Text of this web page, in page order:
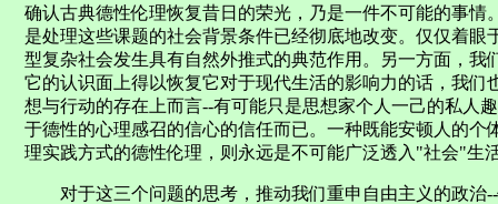
确认古典德性伦理恢复昔日的荣光，乃是一件不可能的事
是处理这些课题的社会背景条件已经彻底地改变。仅仅着
型复杂社会发生具有自然外推式的典范作用。另一方面，
它的认识面上得以恢复它对于现代生活的影响力的话，我们
想与行动的存在上而言--有可能只是思想家个人一己的私人
于德性的心理感召的信心的信任而已。一种既能安顿人的个
理实践方式的德性伦理，则永远是不可能广泛透入"社会"生
对于这三个问题的思考，推动我们重申自由主义的政治